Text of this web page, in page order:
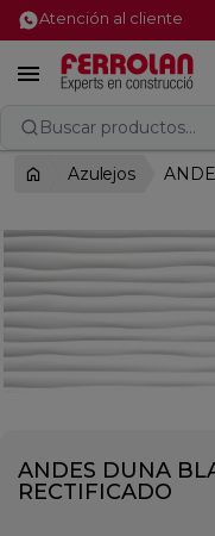
Atención al cliente

Buscar productos...
Azulejos
ANDES DUNA
RECTIFICADO